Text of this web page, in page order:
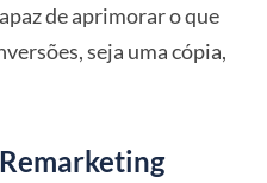
de aprimorar o que
seja uma cópia,